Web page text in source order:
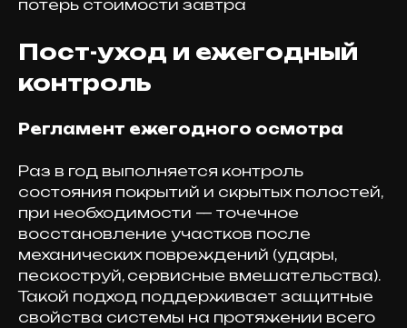
потерь стоимости завтра
Пост-уход и ежегодный
контроль
Регламент ежегодного осмотра
Раз в год выполняется контроль
состояния покрытий и скрытых полостей,
при необходимости — точечное
восстановление участков после
механических повреждений (удары,
пескоструй, сервисные вмешательства).
Такой подход поддерживает защитные
свойства системы на протяжении всего